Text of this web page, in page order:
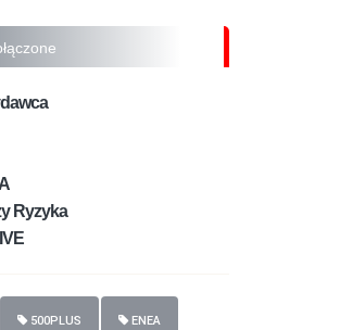
Ryzyka
500PLUS ENEA